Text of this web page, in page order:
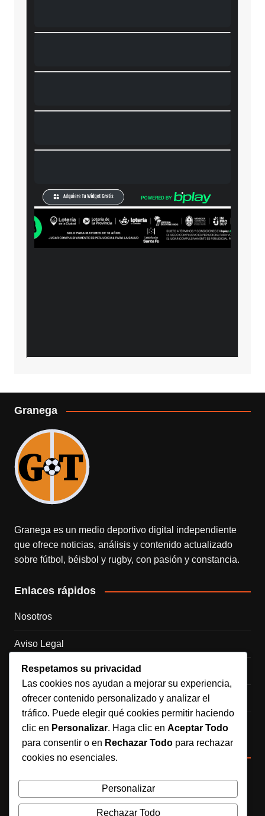
Granega
Granega es un medio deportivo digital independiente
que ofrece noticias, análisis y contenido actualizado
sobre fútbol, béisbol y rugby, con pasión y constancia.
Enlaces rápidos
Nosotros
Aviso Legal
Política de Cookies
Política de Privacidad
Contacto
Redes sociales
Síguenos en Instagram
Respetamos su privacidad
Las cookies nos ayudan a mejorar su experiencia,
ofrecer contenido personalizado y analizar el
tráfico. Puede elegir qué cookies permitir haciendo
clic en Personalizar. Haga clic en Aceptar Todo
para consentir o en Rechazar Todo para rechazar
cookies no esenciales.
Personalizar
Rechazar Todo